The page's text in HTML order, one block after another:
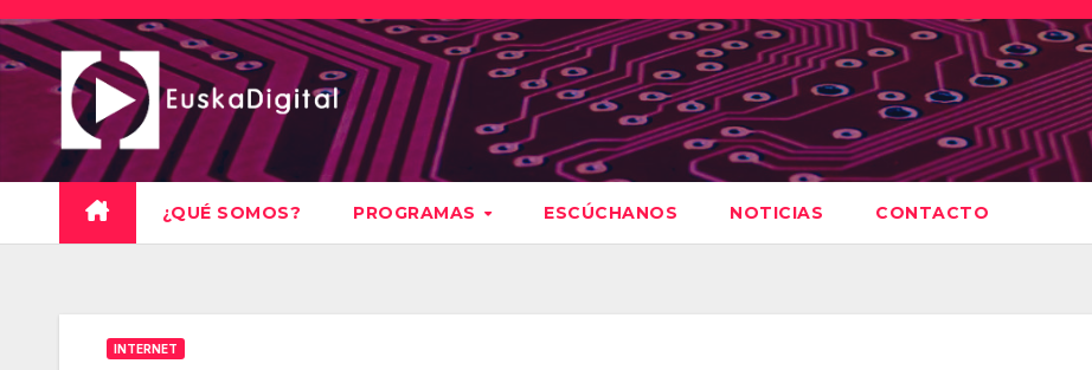
Saltar
al
contenido
¿QUÉ SOMOS? PROGRAMAS ESCÚCHANOS NOTICIAS CONTACTO
INTERNET